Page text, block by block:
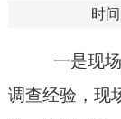
时
一是现场实
调查经验，现